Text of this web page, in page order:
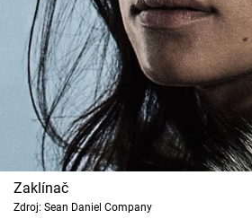
Zaklínač
Zdroj: Sean Daniel Company